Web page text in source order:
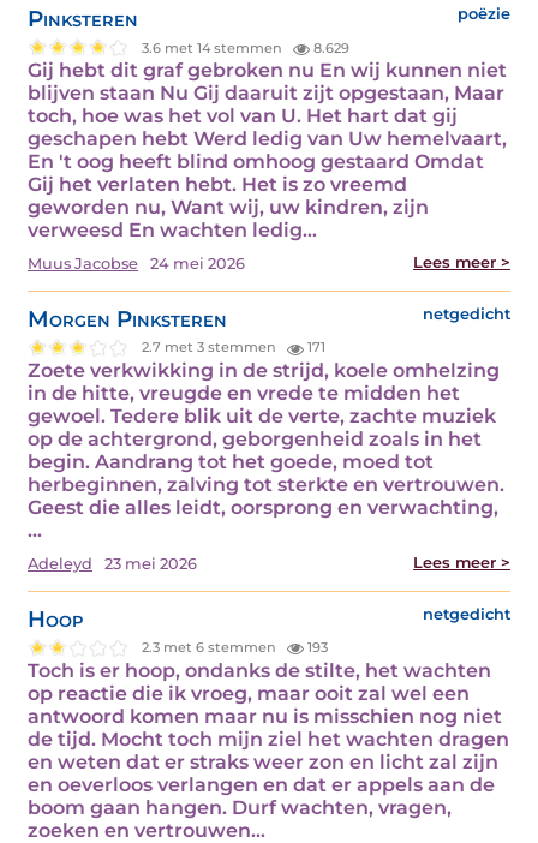
Pinksteren poëzie
3.6 met 14 stemmen 8.629
Gij hebt dit graf gebroken nu En wij kunnen niet
blijven staan Nu Gij daaruit zijt opgestaan, Maar
toch, hoe was het vol van U. Het hart dat gij
geschapen hebt Werd ledig van Uw hemelvaart,
En 't oog heeft blind omhoog gestaard Omdat
Gij het verlaten hebt. Het is zo vreemd
geworden nu, Want wij, uw kindren, zijn
verweesd En wachten ledig…
Muus Jacobse 24 mei 2026 Lees meer >
Morgen Pinksteren netgedicht
2.7 met 3 stemmen 171
Zoete verkwikking in de strijd, koele omhelzing
in de hitte, vreugde en vrede te midden het
gewoel. Tedere blik uit de verte, zachte muziek
op de achtergrond, geborgenheid zoals in het
begin. Aandrang tot het goede, moed tot
herbeginnen, zalving tot sterkte en vertrouwen.
Geest die alles leidt, oorsprong en verwachting,
…
Adeleyd 23 mei 2026 Lees meer >
Hoop netgedicht
2.3 met 6 stemmen 193
Toch is er hoop, ondanks de stilte, het wachten
op reactie die ik vroeg, maar ooit zal wel een
antwoord komen maar nu is misschien nog niet
de tijd. Mocht toch mijn ziel het wachten dragen
en weten dat er straks weer zon en licht zal zijn
en oeverloos verlangen en dat er appels aan de
boom gaan hangen. Durf wachten, vragen,
zoeken en vertrouwen…